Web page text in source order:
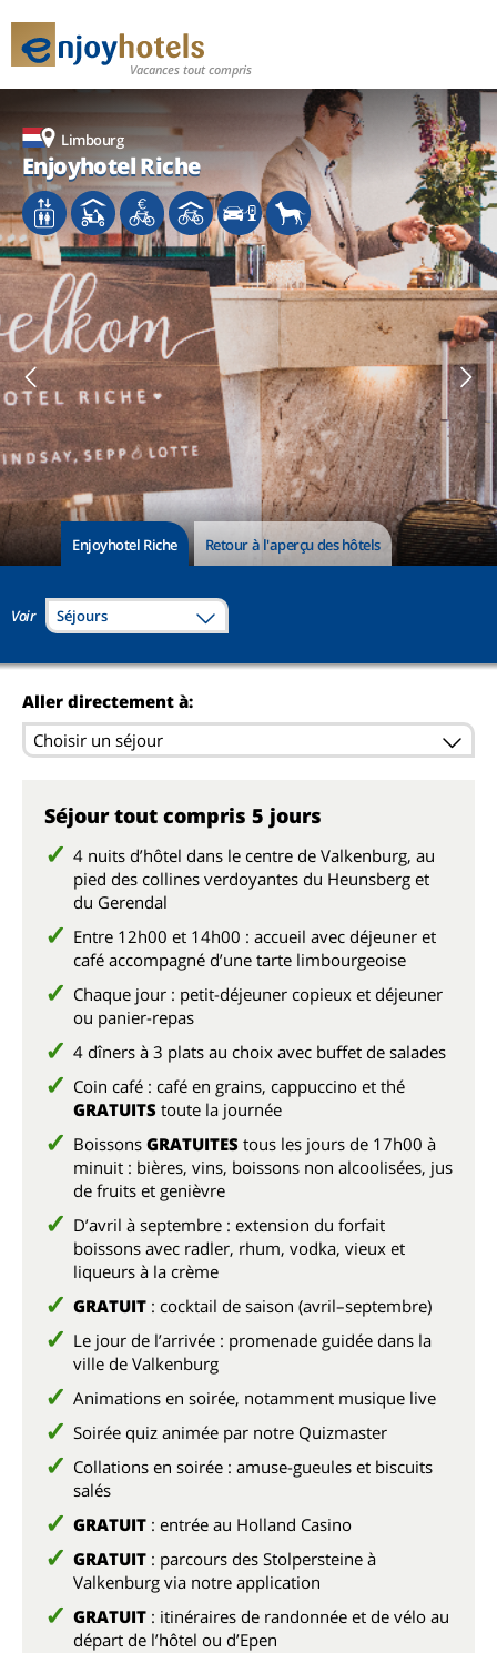
Vacances tout compris
Limbourg
Enjoyhotel Riche
Limbourg
Enjoyhotel Riche
Limbourg
Enjoyhotel Riche
Enjoyhotel Riche Retour à l'aperçu des hôtels
Voir Séjours
Aller directement à:
Choisir un séjour
Séjour tout compris 5 jours
4 nuits d’hôtel dans le centre de Valkenburg, au
pied des collines verdoyantes du Heunsberg et
du Gerendal
Entre 12h00 et 14h00 : accueil avec déjeuner et
café accompagné d’une tarte limbourgeoise
Chaque jour : petit-déjeuner copieux et déjeuner
ou panier-repas
4 dîners à 3 plats au choix avec buffet de salades
Coin café : café en grains, cappuccino et thé
GRATUITS toute la journée
Boissons GRATUITES tous les jours de 17h00 à
minuit : bières, vins, boissons non alcoolisées, jus
de fruits et genièvre
D’avril à septembre : extension du forfait
boissons avec radler, rhum, vodka, vieux et
liqueurs à la crème
GRATUIT : cocktail de saison (avril–septembre)
Le jour de l’arrivée : promenade guidée dans la
ville de Valkenburg
Animations en soirée, notamment musique live
Soirée quiz animée par notre Quizmaster
Collations en soirée : amuse-gueules et biscuits
salés
GRATUIT : entrée au Holland Casino
GRATUIT : parcours des Stolpersteine à
Valkenburg via notre application
GRATUIT : itinéraires de randonnée et de vélo au
départ de l’hôtel ou d’Epen